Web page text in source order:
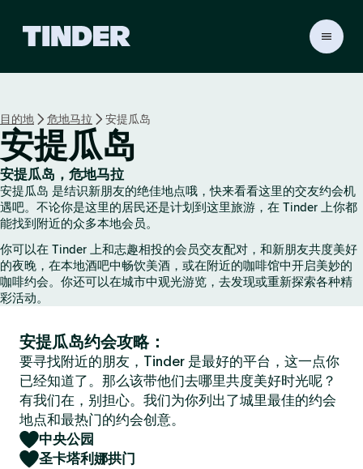
r
目的地 危地马拉 安提瓜岛
安提瓜岛
安提瓜岛，危地马拉
安提瓜岛 是结识新朋友的绝佳地点哦，快来看看这里的交友约会机
遇吧。不论你是这里的居民还是计划到这里旅游，在 Tinder 上你都
能找到附近的众多本地会员。
你可以在 Tinder 上和志趣相投的会员交友配对，和新朋友共度美好
的夜晚，在本地酒吧中畅饮美酒，或在附近的咖啡馆中开启美妙的
咖啡约会。你还可以在城市中观光游览，去发现或重新探索各种精
彩活动。
安提瓜岛约会攻略：
要寻找附近的朋友，Tinder 是最好的平台，这一点你
已经知道了。那么该带他们去哪里共度美好时光呢？
有我们在，别担心。我们为你列出了城里最佳的约会
地点和最热门的约会创意。
中央公园
圣卡塔利娜拱门